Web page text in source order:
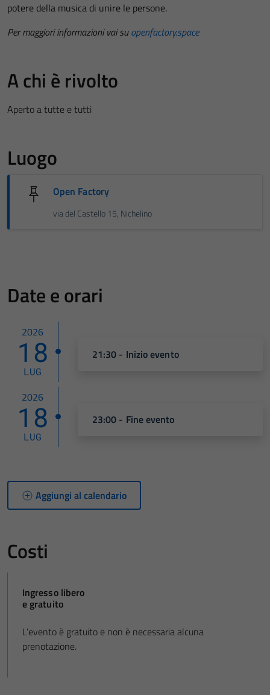
potere della musica di unire le persone.
Per maggiori informazioni vai suopenfactory.space
A chi è rivolto
Aperto a tutte e tutti
Luogo
Open Factory
via del Castello 15, Nichelino
Date e orari
2026
18
LUG
21:30 - Inizio evento
2026
18
LUG
23:00 - Fine evento
Aggiungi al calendario
Costi
Ingresso libero
e gratuito
L’evento è gratuito e non è necessaria alcuna
prenotazione.